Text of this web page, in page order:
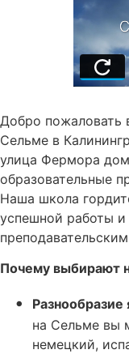
Добро пожаловать
Сельме в
улица Фермора
образовательные
Наша школа
успешной работы
Почему выбирают
Разнообразие
на Сельме вы
немецкий,